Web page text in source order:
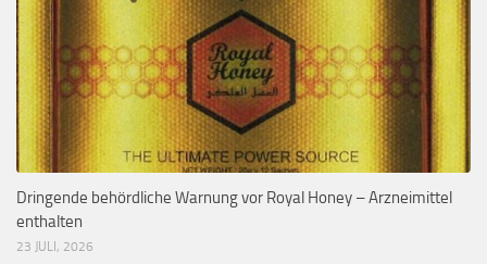
Dringende behördliche Warnung vor Royal Honey – Arzneimittel
enthalten
23 JULI, 2026